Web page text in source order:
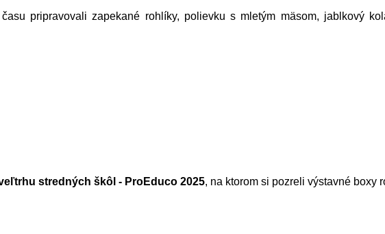
pripravovali zapekané rohlíky, polievku s mletým mäsom, jablkový
stredných škôl - ProEduco 2025, na ktorom si pozreli výstavné boxy